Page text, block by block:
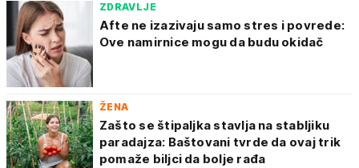
ZDRAVLJE
Afte ne izazivaju samo stres i povrede:
Ove namirnice mogu da budu okidač
ŽENA
Zašto se štipaljka stavlja na stabljiku
paradajza: Baštovani tvrde da ovaj trik
pomaže biljci da bolje rađa